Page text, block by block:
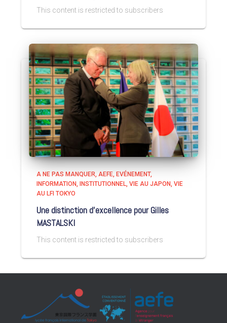
This content is restricted to subscribers
A NE PAS MANQUER AEFE EVÉNEMENT
INFORMATION
INSTITUTIONNEL VIE AU JAPON VIE
AU LFI TOKYO
Une distinction d’excellence pour Gilles
MASTALSKI
This content is restricted to subscribers